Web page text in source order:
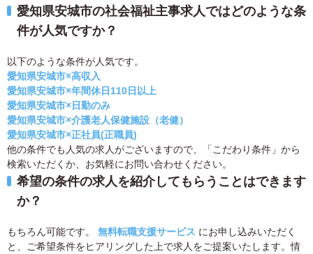
愛知県安城市の社会福祉主事求人ではどのような条
件が人気ですか？
以下のような条件が人気です。
愛知県安城市×高収入
愛知県安城市×年間休日110日以上
愛知県安城市×日勤のみ
愛知県安城市×介護老人保健施設（老健）
愛知県安城市×正社員(正職員)
他の条件でも人気の求人がございますので、「こだわり条件」から
検索いただくか、お気軽にお問い合わせください。
希望の条件の求人を紹介してもらうことはできます
か？
もちろん可能です。 無料転職支援サービス にお申し込みいただく
と、ご希望条件をヒアリングした上で求人をご提案いたします。情